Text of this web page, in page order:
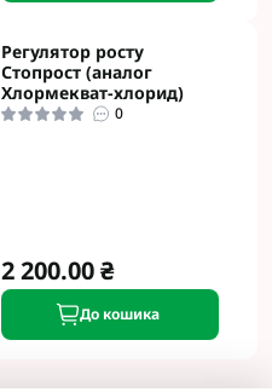
Регулятор росту
Стопрост (аналог
Хлормекват-хлорид)
0
2 200.00 ₴
До кошика